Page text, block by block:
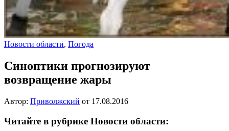
Новости области, Погода
Синоптики прогнозируют
возвращение жары
Автор: Приволжский от 17.08.2016
Читайте в рубрике Новости области: